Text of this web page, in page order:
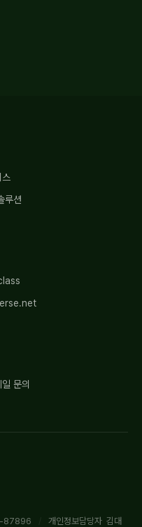
스
루션
문의
87896 개인정보담당자 김대